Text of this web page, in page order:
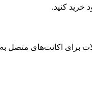
خرید کنید.
برای اکانت‌های متصل